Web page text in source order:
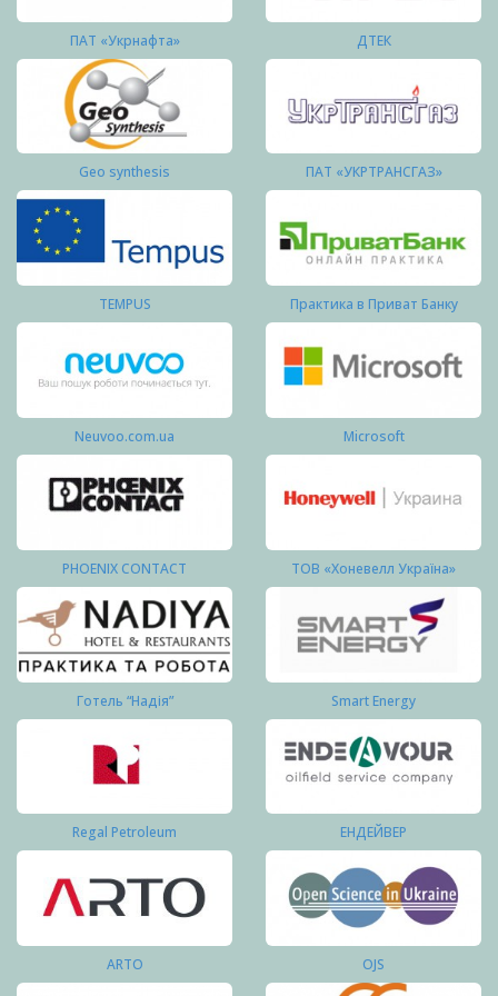
ПАТ «Укрнафта» ДТЕК
Geo synthesis ПАТ «УКРТРАНСГАЗ»
TEMPUS Практика в Приват Банку
Neuvoo.com.ua Microsoft
PHOENIX CONTACT ТОВ «Хоневелл Україна»
Готель “Надія” Smart Energy
Regal Petroleum ЕНДЕЙВЕР
ARTO OJS